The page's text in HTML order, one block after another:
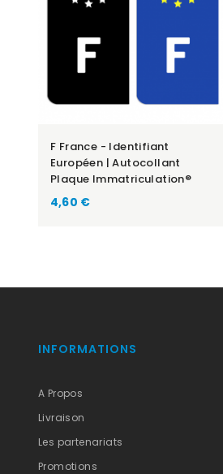
F France - Identifiant
Européen | Autocollant
Plaque Immatriculation®
Prix
4,60 €
INFORMATIONS
A Propos
Livraison
Les partenariats
Promotions